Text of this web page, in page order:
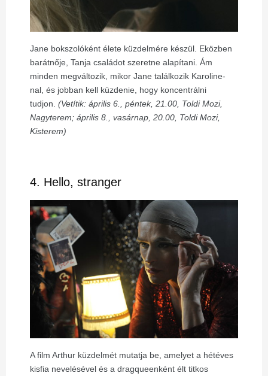
Jane bokszolóként élete küzdelmére készül. Eközben
barátnője, Tanja családot szeretne alapítani. Ám
minden megváltozik, mikor Jane találkozik Karoline-
nal, és jobban kell küzdenie, hogy koncentrálni
tudjon. (Vetítik: április 6., péntek, 21.00, Toldi Mozi,
Nagyterem; április 8., vasárnap, 20.00, Toldi Mozi,
Kisterem)
4. Hello, stranger
A film Arthur küzdelmét mutatja be, amelyet a hétéves
kisfia nevelésével és a dragqueenként élt titkos